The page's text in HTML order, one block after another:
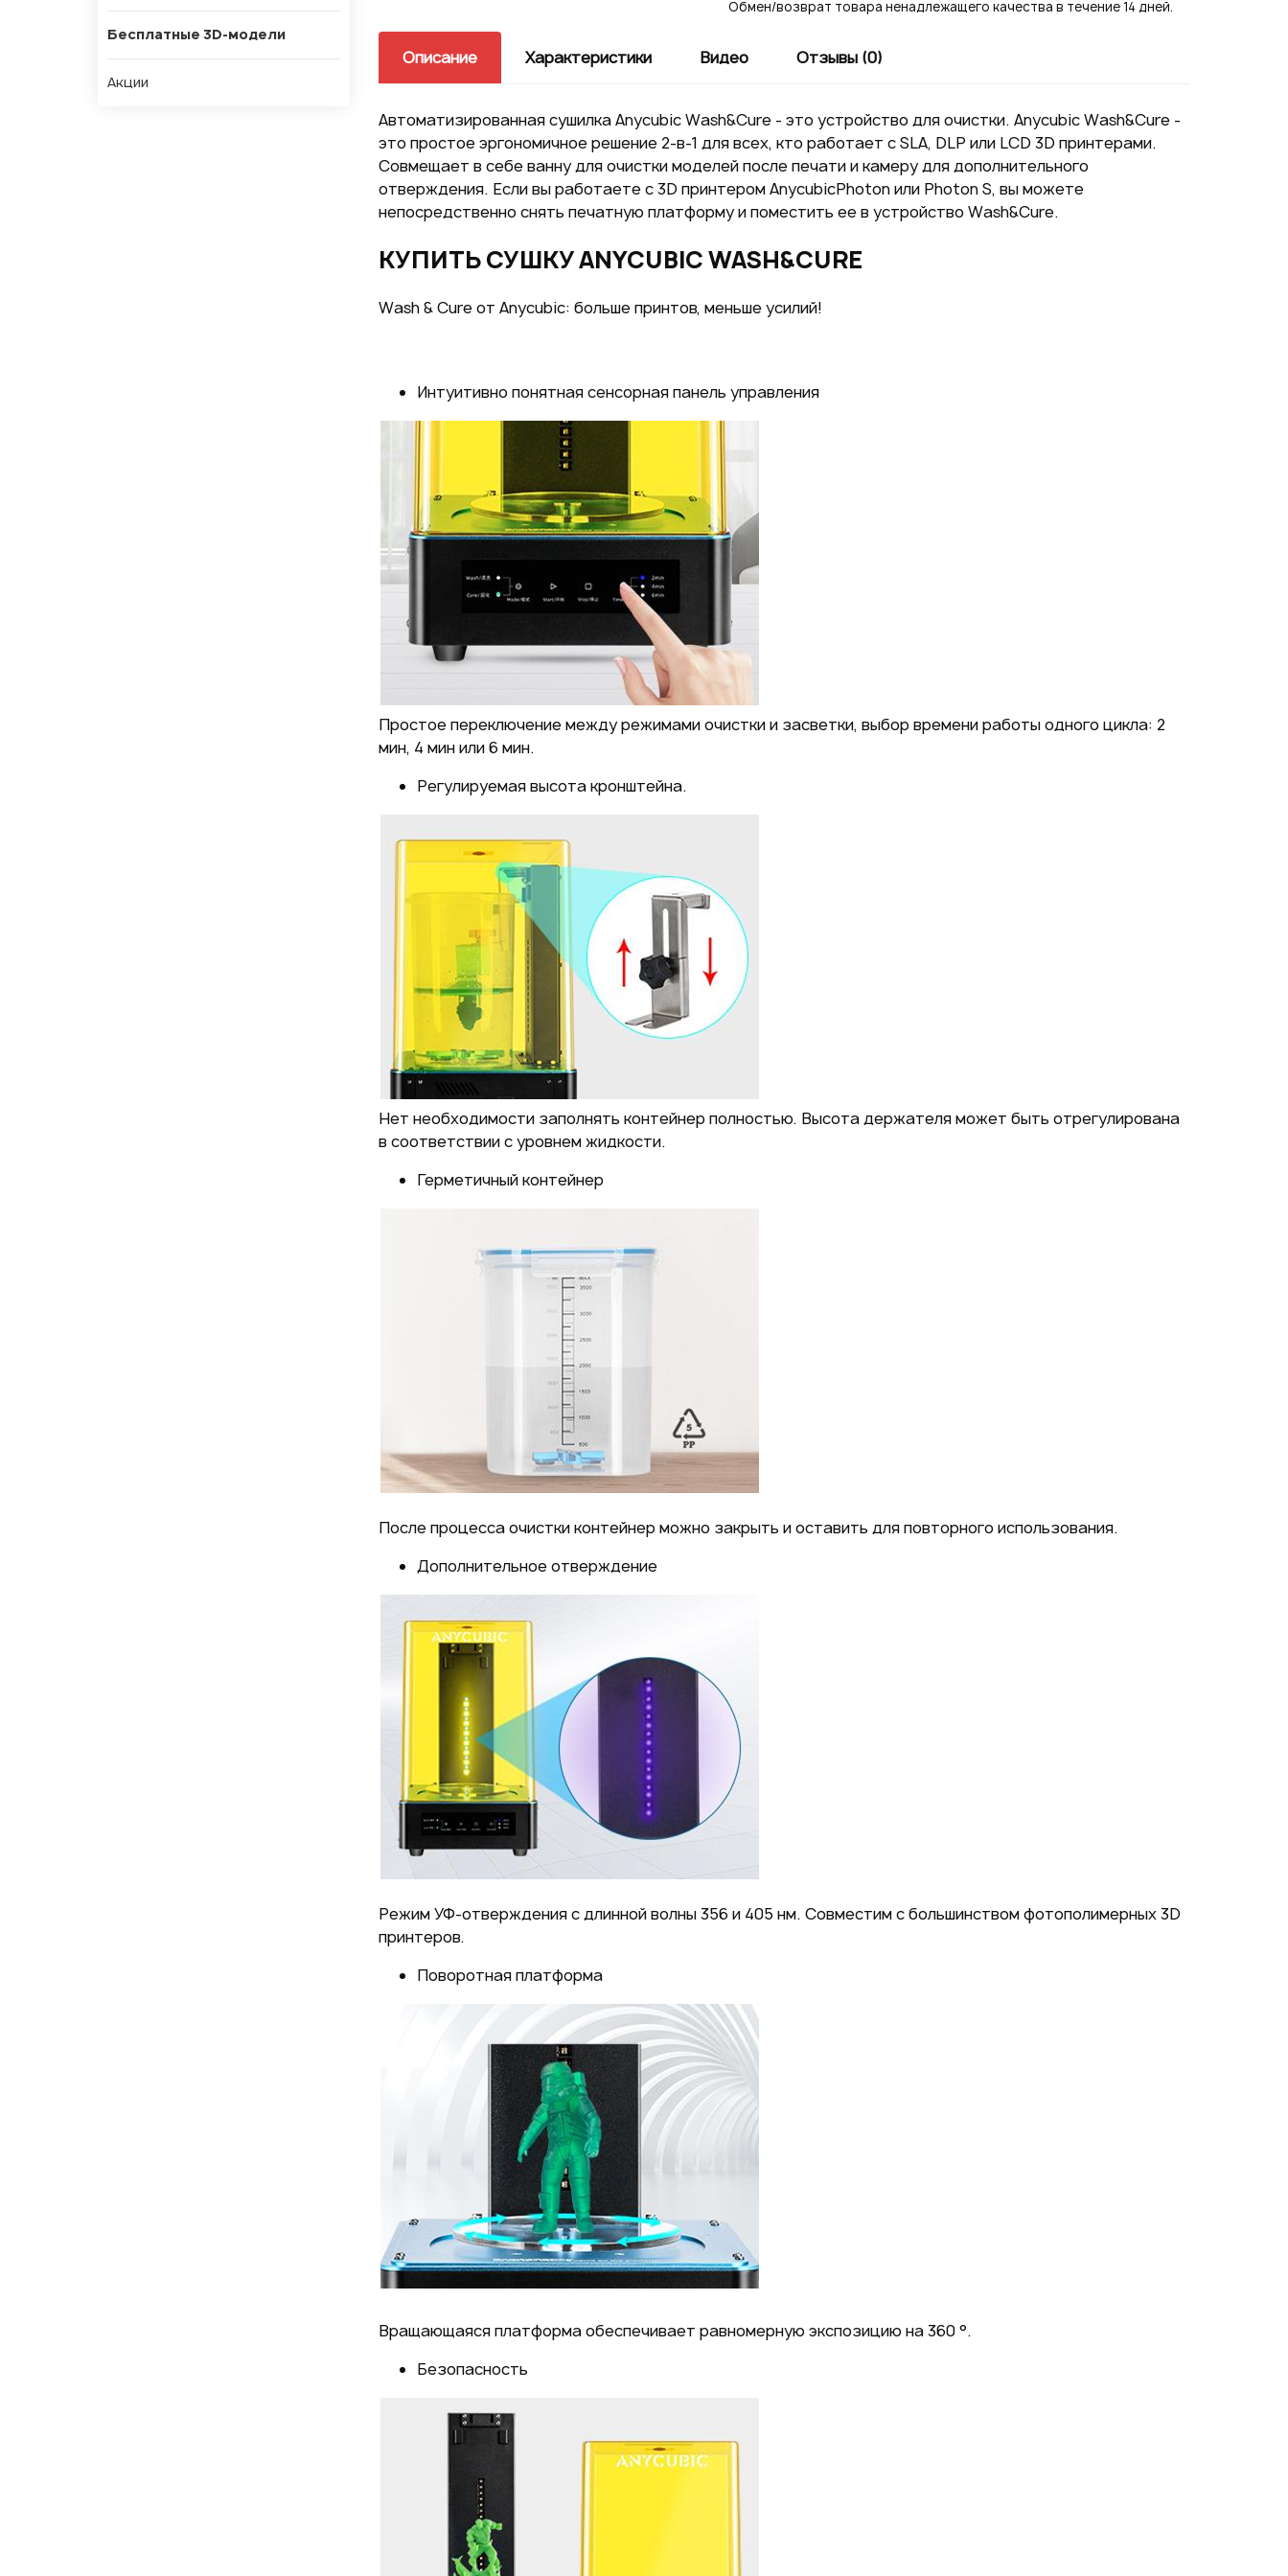
Бесплатные 3D-модели
Акции
Обмен/возврат товара ненадлежащего качества в течение 14 дней.
Описание Характеристики Видео Отзывы (0)
Автоматизированная сушилка Anycubic Wash&Cure - это устройство для очистки. Anycubic Wash&Cure -
это простое эргономичное решение 2-в-1 для всех, кто работает с SLA, DLP или LCD 3D принтерами.
Совмещает в себе ванну для очистки моделей после печати и камеру для дополнительного
отверждения. Если вы работаете с 3D принтером AnycubicPhoton или Photon S, вы можете
непосредственно снять печатную платформу и поместить ее в устройство Wash&Cure.
КУПИТЬ СУШКУ ANYCUBIC WASH&CURE
Wash & Cure от Anycubic: больше принтов, меньше усилий!
Интуитивно понятная сенсорная панель управления
Простое переключение между режимами очистки и засветки, выбор времени работы одного цикла: 2
мин, 4 мин или 6 мин.
Регулируемая высота кронштейна.
Нет необходимости заполнять контейнер полностью. Высота держателя может быть отрегулирована
в соответствии с уровнем жидкости.
Герметичный контейнер
После процесса очистки контейнер можно закрыть и оставить для повторного использования.
Дополнительное отверждение
Режим УФ-отверждения с длинной волны 356 и 405 нм. Совместим с большинством фотополимерных 3D
принтеров.
Поворотная платформа
Вращающаяся платформа обеспечивает равномерную экспозицию на 360 °.
Безопасность
ВОЙТИ ЧЕРЕЗ
Подписаться на новые
возможности
Нажимая на кнопку "Отправить", вы